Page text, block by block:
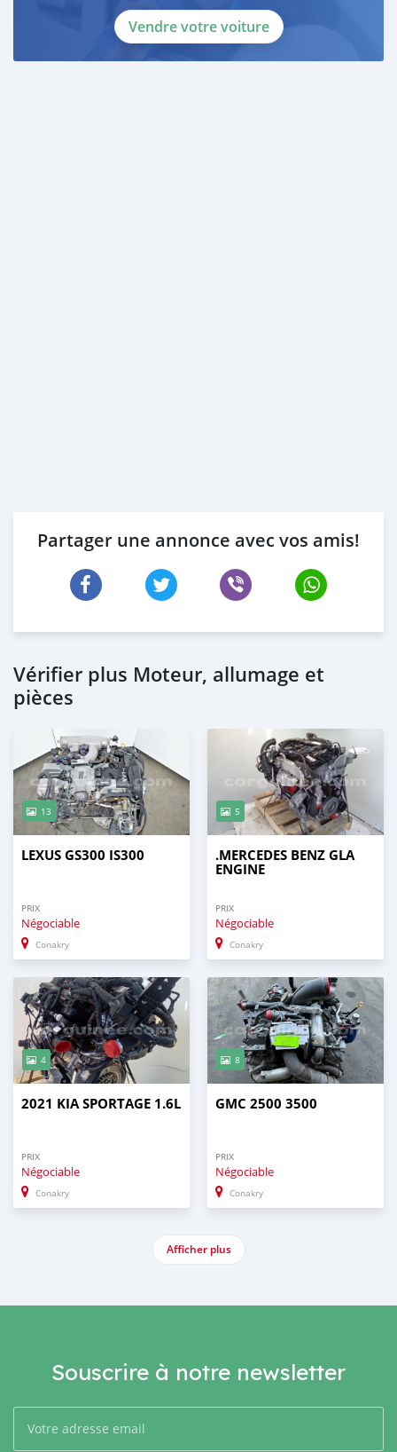
Vendre votre voiture
Partager une annonce avec vos amis!
Vérifier plus Moteur, allumage et
pièces
13
LEXUS GS300 IS300
PRIX
Négociable
Conakry
5
.MERCEDES BENZ GLA
ENGINE
PRIX
Négociable
Conakry
4
2021 KIA SPORTAGE 1.6L
PRIX
Négociable
Conakry
8
GMC 2500 3500
PRIX
Négociable
Conakry
Afficher plus
Souscrire à notre newsletter